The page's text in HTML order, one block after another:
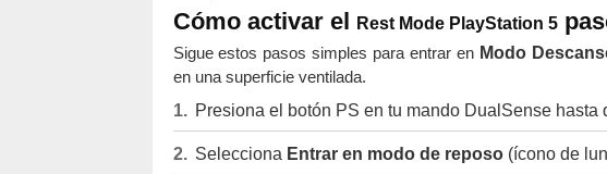
Cómo activar el Rest Mode PlayStation 5
Sigue estos pasos simples para entrar en Modo
en una superficie ventilada.
Presiona el botón PS en tu mando DualSense hasta
Selecciona Entrar en modo de reposo(ícono de